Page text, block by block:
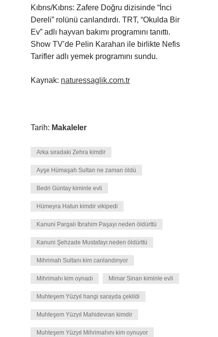
Kıbrıs/Kıbrıs: Zafere Doğru dizisinde “İnci
Dereli” rolünü canlandırdı. TRT, “Okulda Bir
Ev” adlı hayvan bakımı programını tanıttı.
Show TV’de Pelin Karahan ile birlikte Nefis
Tarifler adlı yemek programını sundu.
Kaynak: naturessaglik.com.tr
Tarih: Makaleler
Arka sıradaki Zehra kimdir
Ayşe Hümaşah Sultan ne zaman öldü
Bedri Güntay kiminle evli
Hümeyra Hatun kimdir vikipedi
Kanuni Pargalı İbrahim Paşayı neden öldürttü
Kanuni Şehzade Mustafayı neden öldürttü
Mihrimah Sultanı kim canlandırıyor
Mihrimahı kim oynadı Mimar Sinan kiminle evli
Muhteşem Yüzyıl hangi sarayda çekildi
Muhteşem Yüzyıl Mahidevran kimdir
Muhteşem Yüzyıl Mihrimahını kim oynuyor